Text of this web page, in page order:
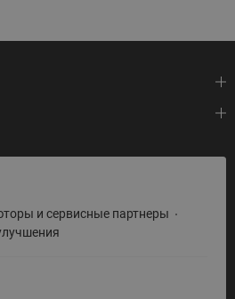
и сервисные партнеры